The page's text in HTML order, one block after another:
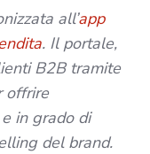
all’app
. Il portale,
B2B tramite
offrire
e in grado di
del brand.